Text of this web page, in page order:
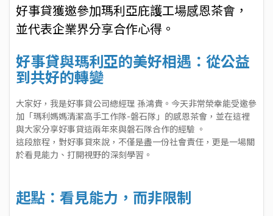
好事貸獲邀參加瑪利亞庇護工場感恩茶會，
並代表企業界分享合作心得。
好事貸與瑪利亞的美好相遇：從公益
到共好的轉變
大家好，我是好事貸公司總經理 孫鴻貴。今天非常榮幸能受邀參
加「瑪利媽媽清潔高手工作隊-磐石隊」的感恩茶會，並在這裡
與大家分享好事貸這兩年來與磐石隊合作的經驗 。
這段旅程，對好事貸來說，不僅是盡一份社會責任，更是一場關
於看見能力、打開視野的深刻學習。
起點：看見能力，而非限制